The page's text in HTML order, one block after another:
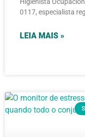
0117, especialista
LEIA MAIS »